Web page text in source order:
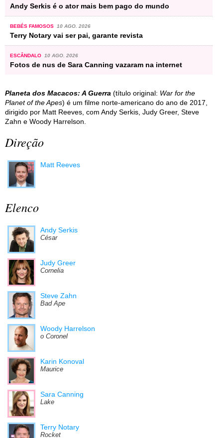
Andy Serkis é o ator mais bem pago do mundo
BEBÉS FAMOSOS 10 AGO. 2026
Terry Notary vai ser pai, garante revista
ESCÂNDALO 10 AGO. 2026
Fotos de nus de Sara Canning vazaram na internet
Planeta dos Macacos: A Guerra (título original: War for the
Planet of the Apes) é um filme norte-americano do ano de 2017,
dirigido por Matt Reeves, com Andy Serkis, Judy Greer, Steve
Zahn e Woody Harrelson.
Direção
Matt Reeves
Elenco
Andy Serkis
César
Judy Greer
Cornelia
Steve Zahn
Bad Ape
Woody Harrelson
o Coronel
Karin Konoval
Maurice
Sara Canning
Lake
Terry Notary
Rocket